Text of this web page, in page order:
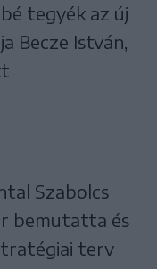
tegyék az új
Becze István,
Szabolcs
bemutatta és
terv